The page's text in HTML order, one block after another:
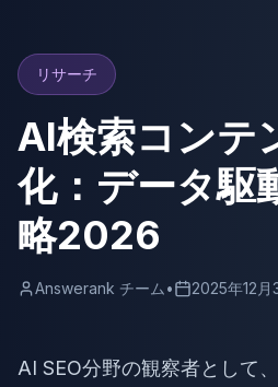
リサーチ
AI検索コンテ
化：データ駆
略2026
Answerank チーム • 2025年12月
AI SEO分野の観察者として